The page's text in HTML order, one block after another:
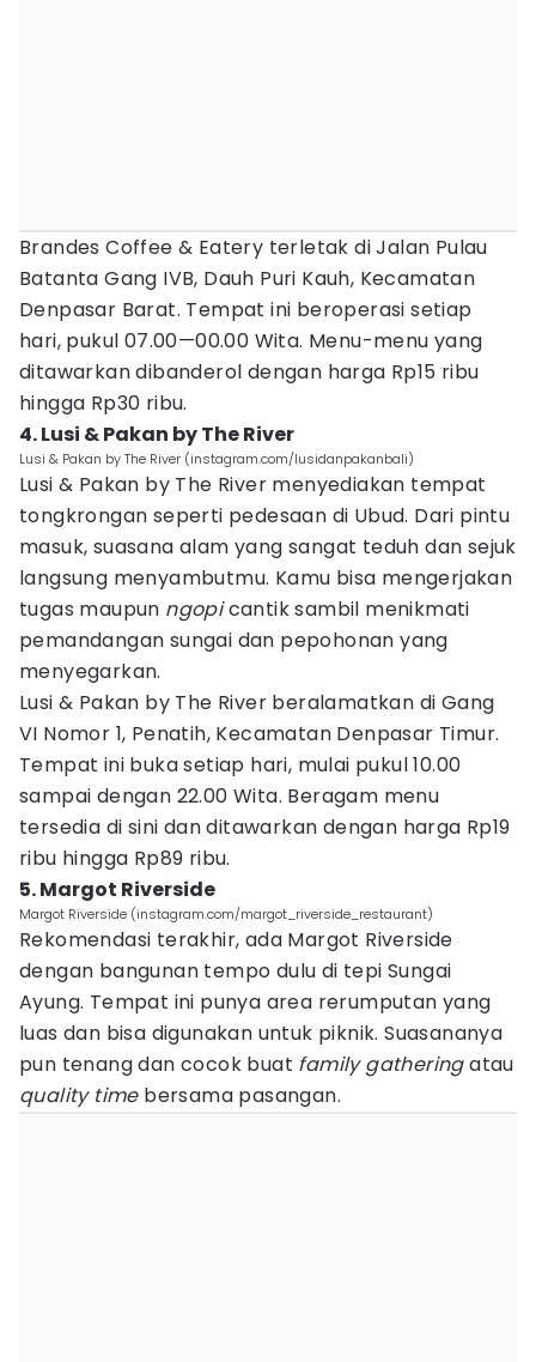
Brandes Coffee & Eatery terletak di Jalan Pulau
Batanta Gang IVB, Dauh Puri Kauh, Kecamatan
Denpasar Barat. Tempat ini beroperasi setiap
hari, pukul 07.00—00.00 Wita. Menu-menu yang
ditawarkan dibanderol dengan harga Rp15 ribu
hingga Rp30 ribu.
4. Lusi & Pakan by The River
Lusi & Pakan by The River (instagram.com/lusidanpakanbali)
Lusi & Pakan by The River menyediakan tempat
tongkrongan seperti pedesaan di Ubud. Dari pintu
masuk, suasana alam yang sangat teduh dan sejuk
langsung menyambutmu. Kamu bisa mengerjakan
tugas maupun ngopicantik sambil menikmati
pemandangan sungai dan pepohonan yang
menyegarkan.
Lusi & Pakan by The River beralamatkan di Gang
VI Nomor 1, Penatih, Kecamatan Denpasar Timur.
Tempat ini buka setiap hari, mulai pukul 10.00
sampai dengan 22.00 Wita. Beragam menu
tersedia di sini dan ditawarkan dengan harga Rp19
ribu hingga Rp89 ribu.
5. Margot Riverside
Margot Riverside (instagram.com/margot_riverside_restaurant)
Rekomendasi terakhir, ada Margot Riverside
dengan bangunan tempo dulu di tepi Sungai
Ayung. Tempat ini punya area rerumputan yang
luas dan bisa digunakan untuk piknik. Suasananya
pun tenang dan cocok buat family gatheringatau
quality timebersama pasangan.